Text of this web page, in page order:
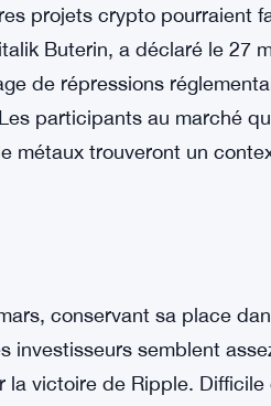
judiciaires.
pas la raison à
sont sorties concernant
de manière positive.
nuit à l’ensemble de
Buterin, a déclaré le 27
de répressions
participants au marché
métaux trouveront un